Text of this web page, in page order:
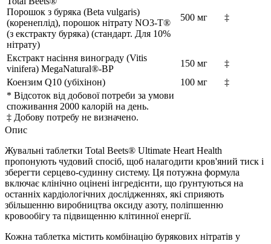
Порошок з буряка (Beta vulgaris)
(коренеплід), порошок нітрату NO3-T®
(з екстракту буряка) (стандарт. Для 10%
нітрату)
500 мг ‡
Екстракт насіння винограду (Vitis
vinifera) MegaNatural®-BP
150 мг
‡
Коензим Q10 (убіхінон)
100 мг
‡
* Відсоток від добової потреби за умови
споживання 2000 калорій на день.
‡ Добову потребу не визначено.
Опис
Жувальні таблетки Total Beets® Ultimate Heart Health
пропонують чудовий спосіб, щоб налагодити кров'яний тиск і
зберегти серцево-судинну систему. Ця потужна формула
включає клінічно оцінені інгредієнти, що ґрунтуються на
останніх кардіологічних дослідженнях, які сприяють
збільшенню виробництва оксиду азоту, поліпшенню
кровообігу та підвищенню клітинної енергії.
Кожна таблетка містить комбінацію бурякових нітратів у